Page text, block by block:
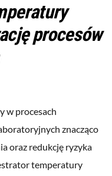
procesów
w procesach
znacząco
oraz redukcję ryzyka
temperatury